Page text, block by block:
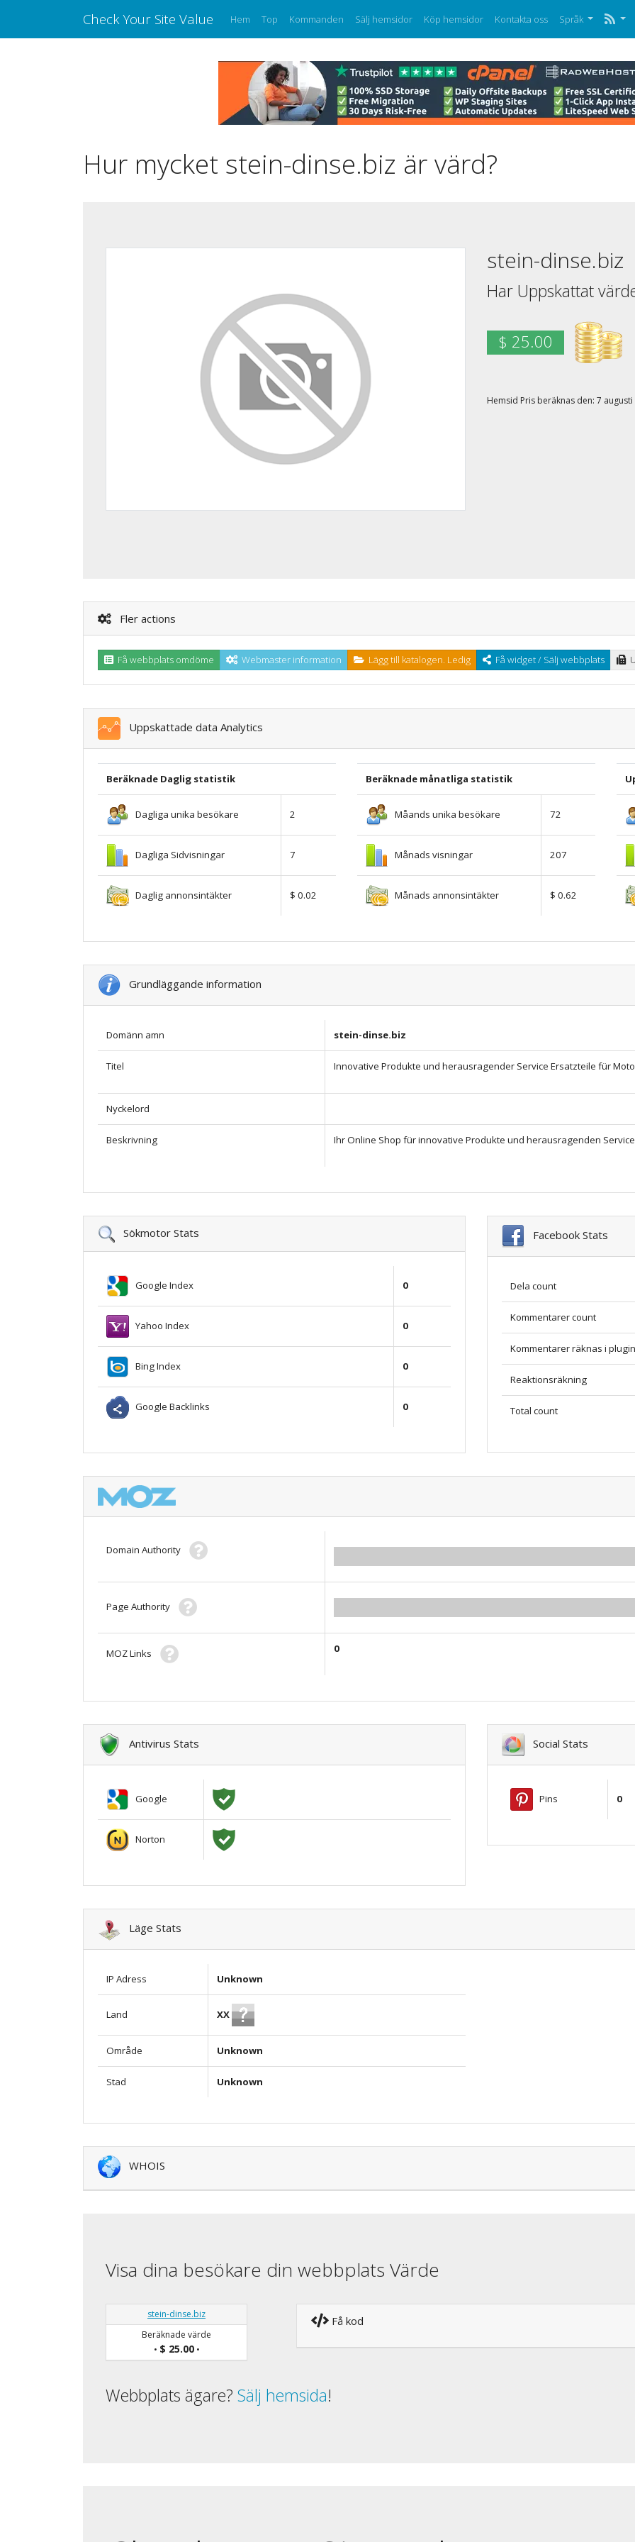
Check Your Site Value Hem Top Kommanden Sälj hemsidor Köp hemsidor Kontakta oss Språk
Hur mycket stein-dinse.biz är värd?
stein-dinse.biz
Har Uppskattat
$ 25.00
Hemsid Pris beräknas den: 7
Fler actions
Få webbplats omdöme Webmaster information Lägg till katalogen. Ledig Få widget / Sälj webbplats
Uppskattade data Analytics
Beräknade Daglig statistik
Dagliga unika besökare 2
Dagliga Sidvisningar 7
Daglig annonsintäkter $ 0.02
Beräknade månatliga statistik
Måands unika besökare 72
Månads visningar 207
Månads annonsintäkter $ 0.62
Grundläggande information
Domänn amn stein-dinse.biz
Titel Innovative Produkte und herausragender Service Ersatzteile für
Nyckelord
Beskrivning Ihr Online Shop für innovative Produkte und herausragenden Service
Sökmotor Stats
Google Index 0
Yahoo Index 0
Bing Index 0
Google Backlinks 0
Facebook Stats
Dela count
Kommentarer count
Kommentarer räknas i plugin
Reaktionsräkning
Total count
Domain Authority
Page Authority
MOZ Links 0
Antivirus Stats
Google
Norton
Social Stats
Pins 0
Läge Stats
IP Adress Unknown
Land XX
Område Unknown
Stad Unknown
WHOIS
Visa dina besökare din webbplats Värde
stein-dinse.biz
Beräknade värde
• $ 25.00•
Få kod
Webbplats ägare? Sälj hemsida!